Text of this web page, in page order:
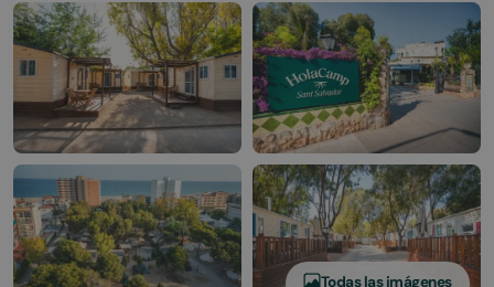
Todas las imágenes